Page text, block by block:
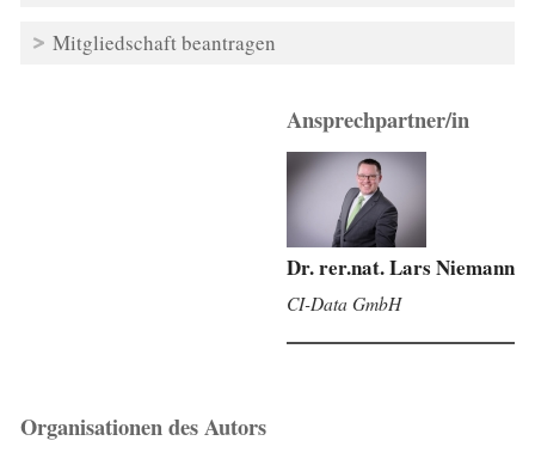
Mitgliedschaft beantragen
Ansprechpartner/in
Dr. rer.nat. Lars Niemann
CI-Data GmbH
Organisationen des Autors